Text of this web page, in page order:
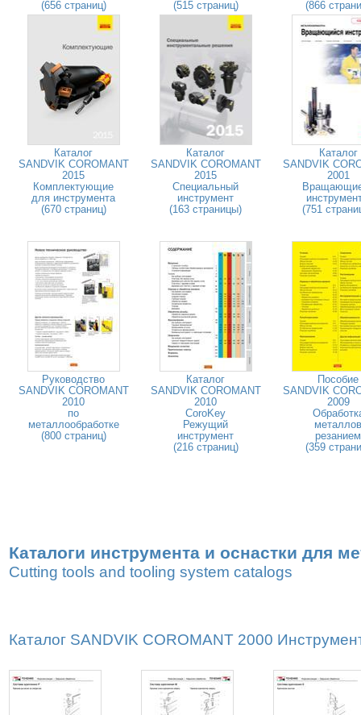
(656 страниц) (515 страниц) (866
Каталог
SANDVIK COROMANT
2015
Комплектующие
для инструмента
(670 страниц)
Каталог
SANDVIK COROMANT
2015
Специальный
инструмент
(163 страницы)
Каталог
SANDVIK
2001
(751
Руководство
SANDVIK COROMANT
2010
по
металлообработке
(800 страниц)
Каталог
SANDVIK COROMANT
2010
CoroKey
Режущий
инструмент
(216 страниц)
Пособие
SANDVIK
2009
металлов
резанием
(359
Каталоги инструмента и оснастки для
Cutting tools and tooling system catalogs
Каталог SANDVIK COROMANT 2000